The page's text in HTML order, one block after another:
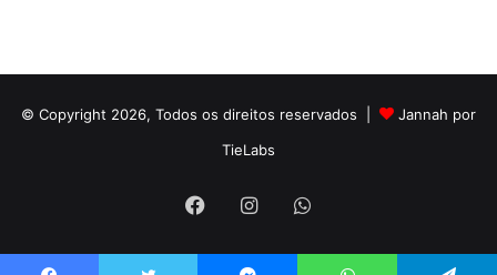
© Copyright 2026, Todos os direitos reservados |
Jannah por
TieLabs
FacebookInstagramWhatsApp